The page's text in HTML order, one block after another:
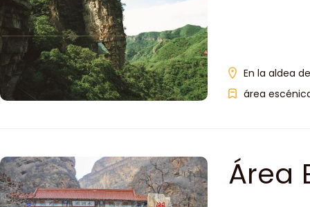
En la aldea
área
Área